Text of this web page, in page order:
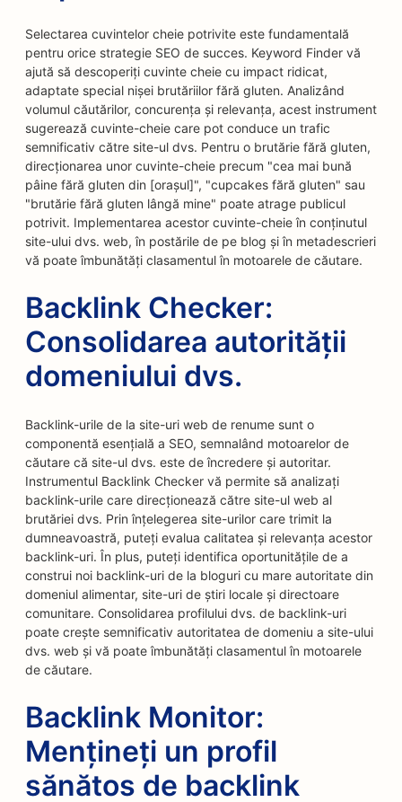
Selectarea cuvintelor cheie potrivite este fundamentală
pentru orice strategie SEO de succes. Keyword Finder vă
ajută să descoperiți cuvinte cheie cu impact ridicat,
adaptate special nișei brutăriilor fără gluten. Analizând
volumul căutărilor, concurența și relevanța, acest instrument
sugerează cuvinte-cheie care pot conduce un trafic
semnificativ către site-ul dvs. Pentru o brutărie fără gluten,
direcționarea unor cuvinte-cheie precum "cea mai bună
pâine fără gluten din [orașul]", "cupcakes fără gluten" sau
"brutărie fără gluten lângă mine" poate atrage publicul
potrivit. Implementarea acestor cuvinte-cheie în conținutul
site-ului dvs. web, în postările de pe blog și în metadescrieri
vă poate îmbunătăți clasamentul în motoarele de căutare.
Backlink Checker:
Consolidarea autorității
domeniului dvs.
Backlink-urile de la site-uri web de renume sunt o
componentă esențială a SEO, semnalând motoarelor de
căutare că site-ul dvs. este de încredere și autoritar.
Instrumentul Backlink Checker vă permite să analizați
backlink-urile care direcționează către site-ul web al
brutăriei dvs. Prin înțelegerea site-urilor care trimit la
dumneavoastră, puteți evalua calitatea și relevanța acestor
backlink-uri. În plus, puteți identifica oportunitățile de a
construi noi backlink-uri de la bloguri cu mare autoritate din
domeniul alimentar, site-uri de știri locale și directoare
comunitare. Consolidarea profilului dvs. de backlink-uri
poate crește semnificativ autoritatea de domeniu a site-ului
dvs. web și vă poate îmbunătăți clasamentul în motoarele
de căutare.
Backlink Monitor:
Mențineți un profil
sănătos de backlink